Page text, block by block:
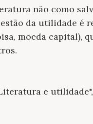
não como
da utilidade é
moeda capital),
e utilidade",